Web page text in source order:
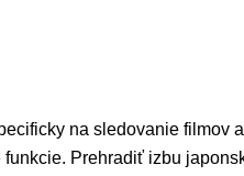
na sledovanie filmov
Prehradiť izbu